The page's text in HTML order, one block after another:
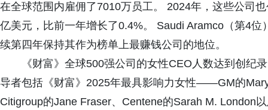
在全球范围内雇佣了7010万员工。 2024年，这些公司
亿美元，比前一年增长了0.4%。 Saudi Aramco（第4
续第四年保持其作为榜单上最赚钱公司的地位。
《财富》全球500强公司的女性CEO人数达到创纪
导者包括《财富》2025年最具影响力女性——GM的
Citigroup的Jane Fraser、Centene的Sarah M. London